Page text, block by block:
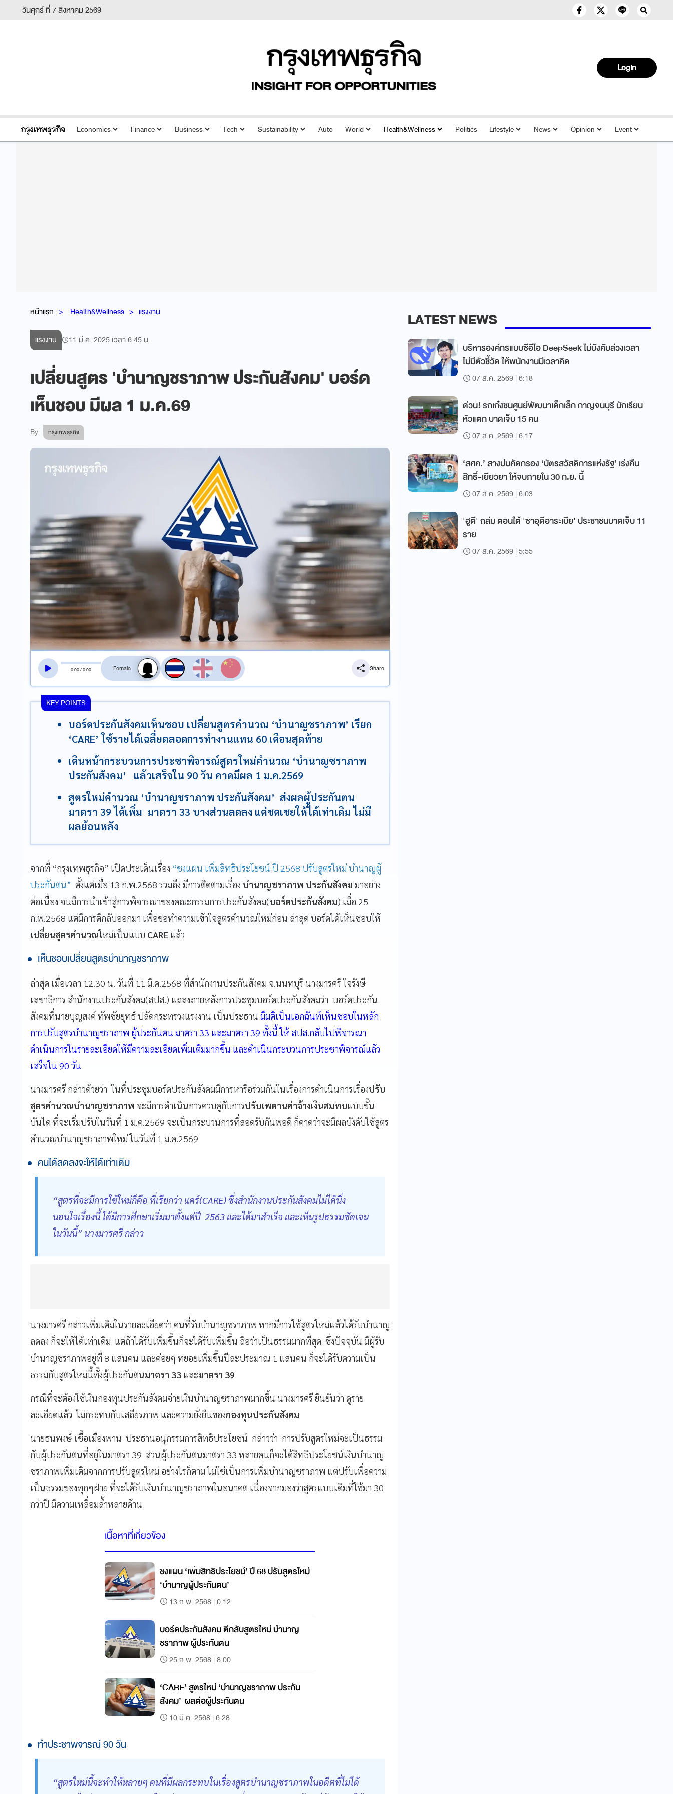
วันศุกร์ ที่ 7 สิงหาคม 2569
Login
Economics Finance Business Tech Sustainability Auto World Health&Wellness Politics Lifestyle News Opinion Event
หน้าแรก Health&Wellness แรงงาน
แรงงาน 11 มี.ค. 2025 เวลา 6:45 น.
เปลี่ยนสูตร 'บำนาญชราภาพ ประกันสังคม' บอร์ด
เห็นชอบ มีผล 1 ม.ค.69
By กรุงเทพธุรกิจ
0:00/0:00
สลับเสียงอ่าน
Share
KEY POINTS
บอร์ดประกันสังคมเห็นชอบ เปลี่ยนสูตรคำนวณ ‘บำนาญชราภาพ’ เรียก
‘CARE’ ใช้รายได้เฉลี่ยตลอดการทำงานแทน 60 เดือนสุดท้าย
เดินหน้ากระบวนการประชาพิจารณ์สูตรใหม่คำนวณ ‘บำนาญชราภาพ
ประกันสังคม’ แล้วเสร็จใน 90 วัน คาดมีผล 1 ม.ค.2569
สูตรใหม่คำนวณ ‘บำนาญชราภาพ ประกันสังคม’ ส่งผลผู้ประกันตน
มาตรา 39 ได้เพิ่ม มาตรา 33 บางส่วนลดลง แต่ชดเชยให้ได้เท่าเดิม ไม่มี
ผลย้อนหลัง
จากที่ “กรุงเทพธุรกิจ” เปิดประเด็นเรื่อง “ชงแผน เพิ่มสิทธิประโยชน์ ปี 2568 ปรับสูตรใหม่ บำนาญผู้
ประกันตน” ตั้งแต่เมื่อ 13 ก.พ.2568 รวมถึง มีการติดตามเรื่อง บำนาญชราภาพ ประกันสังคม มาอย่าง
ต่อเนื่อง จนมีการนำเข้าสู่การพิจารณาของคณะกรรมการประกันสังคม(บอร์ดประกันสังคม) เมื่อ 25
ก.พ.2568 แต่มีการตีกลับออกมา เพื่อขอทำความเข้าใจสูตรคำนวณใหม่ก่อน ล่าสุด บอร์ดได้เห็นชอบให้
เปลี่ยนสูตรคำนวณใหม่เป็นแบบ CARE แล้ว
เห็นชอบเปลี่ยนสูตรบำนาญชราภาพ
ล่าสุด เมื่อเวลา 12.30 น. วันที่ 11 มี.ค.2568 ที่สำนักงานประกันสังคม จ.นนทบุรี นางมารศรี ใจรังษี
เลขาธิการ สำนักงานประกันสังคม(สปส.) แถลงภายหลังการประชุมบอร์ดประกันสังคมว่า บอร์ดประกัน
สังคมที่นายบุญสงค์ ทัพชัยยุทธ์ ปลัดกระทรวงแรงงาน เป็นประธาน มีมติเป็นเอกฉันท์เห็นชอบในหลัก
การปรับสูตรบำนาญชราภาพ ผู้ประกันตน มาตรา 33 และมาตรา 39 ทั้งนี้ ให้ สปส.กลับไปพิจารณา
ดำเนินการในรายละเอียดให้มีความละเอียดเพิ่มเติมมากขึ้น และดำเนินกระบวนการประชาพิจารณ์แล้ว
เสร็จใน 90 วัน
นางมารศรี กล่าวด้วยว่า ในที่ประชุมบอร์ดประกันสังคมมีการหารือร่วมกันในเรื่องการดำเนินการเรื่องปรับ
สูตรคำนวณบำนาญชราภาพ จะมีการดำเนินการควบคู่กับการปรับเพดานค่าจ้างเงินสมทบแบบขั้น
บันได ที่จะเริ่มปรับในวันที่ 1 ม.ค.2569 จะเป็นกระบวนการที่สอดรับกันพอดี ก็คาดว่าจะมีผลบังคับใช้สูตร
คำนวณบำนาญชราภาพใหม่ ในวันที่ 1 ม.ค.2569
คนได้ลดลงจะให้ได้เท่าเดิม
“สูตรที่จะมีการใช้ใหม่ก็คือ ที่เรียกว่า แคร์(CARE) ซึ่งสำนักงานประกันสังคมไม่ได้นิ่ง
นอนใจเรื่องนี้ ได้มีการศึกษาเริ่มมาตั้งแต่ปี 2563 และได้มาสำเร็จ และเห็นรูปธรรมชัดเจน
ในวันนี้” นางมารศรี กล่าว
นางมารศรี กล่าวเพิ่มเติมในรายละเอียดว่า คนที่รับบำนาญชราภาพ หากมีการใช้สูตรใหม่แล้วได้รับบำนาญ
ลดลง ก็จะให้ได้เท่าเดิม แต่ถ้าได้รับเพิ่มขึ้นก็จะได้รับเพิ่มขึ้น ถือว่าเป็นธรรมมากที่สุด ซึ่งปัจจุบัน มีผู้รับ
บำนาญชราภาพอยู่ที่ 8 แสนคน และค่อยๆ ทยอยเพิ่มขึ้นปีละประมาณ 1 แสนคน ก็จะได้รับความเป็น
ธรรมกับสูตรใหม่นี้ทั้งผู้ประกันตนมาตรา 33 และมาตรา 39
กรณีที่จะต้องใช้เงินกองทุนประกันสังคมจ่ายเงินบำนาญชราภาพมากขึ้น นางมารศรี ยืนยันว่า ดูราย
ละเอียดแล้ว ไม่กระทบกับเสถียรภาพ และความยั่งยืนของกองทุนประกันสังคม
นายธนพงษ์ เชื้อเมืองพาน ประธานอนุกรรมการสิทธิประโยชน์ กล่าวว่า การปรับสูตรใหม่จะเป็นธรรม
กับผู้ประกันตนที่อยู่ในมาตรา 39 ส่วนผู้ประกันตนมาตรา 33 หลายคนก็จะได้สิทธิประโยชน์เงินบำนาญ
ชราภาพเพิ่มเติมจากการปรับสูตรใหม่ อย่างไรก็ตาม ไม่ใช่เป็นการเพิ่มบำนาญชราภาพ แต่ปรับเพื่อความ
เป็นธรรมของทุกๆฝ่าย ที่จะได้รับเงินบำนาญชราภาพในอนาคต เนื่องจากมองว่าสูตรแบบเดิมที่ใช้มา 30
กว่าปี มีความเหลื่อมล้ำหลายด้าน
เนื้อหาที่เกี่ยวข้อง
ชงแผน ‘เพิ่มสิทธิประโยชน์’ ปี 68 ปรับสูตรใหม่
‘บำนาญผู้ประกันตน’
13 ก.พ. 2568 | 0:12
บอร์ดประกันสังคม ตีกลับสูตรใหม่ บำนาญ
ชราภาพ ผู้ประกันตน
25 ก.พ. 2568 | 8:00
‘CARE’ สูตรใหม่ ‘บำนาญชราภาพ ประกัน
สังคม’ ผลต่อผู้ประกันตน
10 มี.ค. 2568 | 6:28
ทำประชาพิจารณ์ 90 วัน
“สูตรใหม่นี้จะทำให้หลายๆ คนที่มีผลกระทบในเรื่องสูตรบำนาญชราภาพในอดีตที่ไม่ได้
LATEST NEWS
บริหารองค์กรแบบซีอีโอ DeepSeek ไม่บังคับล่วงเวลา
ไม่มีตัวชี้วัด ให้พนักงานมีเวลาคิด
07 ส.ค. 2569 | 6:18
ด่วน! รถเก๋งชนศูนย์พัฒนาเด็กเล็ก กาญจนบุรี นักเรียน
หัวแตก บาดเจ็บ 15 คน
07 ส.ค. 2569 | 6:17
‘สศค.’ สางปมคัดกรอง ‘บัตรสวัสดิการแห่งรัฐ’ เร่งคืน
สิทธิ์-เยียวยา ให้จบภายใน 30 ก.ย. นี้
07 ส.ค. 2569 | 6:03
'ฮูตี' ถล่ม ตอนใต้ 'ซาอุดีอาระเบีย' ประชาชนบาดเจ็บ 11
ราย
07 ส.ค. 2569 | 5:55